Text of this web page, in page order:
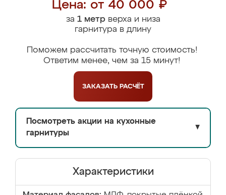
Цена: от 40 000 ₽
за 1 метрверха и низа
гарнитура в длину
Поможем рассчитать точную стоимость!
Ответим менее, чем за 15 минут!
ЗАКАЗАТЬ РАСЧЁТ
Посмотреть акции на кухонные
гарнитуры
▼
Характеристики